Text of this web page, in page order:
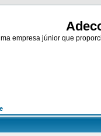
empresa júnior que